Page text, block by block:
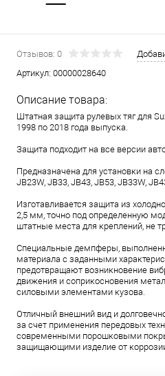
Отзывов: 0
Артикул: 00000028640
Описание товара:
Штатная защита рулевых тяг для
1998 по 2018 года выпуска.
Защита подходит на все версии
Предназначена для установки на
JB23W, JB33, JB43, JB53, JB33W,
Изготавливается защита из
2,5 мм, точно под определенную
штатные места для креплений, не
Специальные демпферы,
материала с заданными
предотвращают возникновение
движения и соприкосновения
силовыми элементами кузова.
Отличный внешний вид и
за счет применения передовых
современными порошковыми
защищающими изделие от